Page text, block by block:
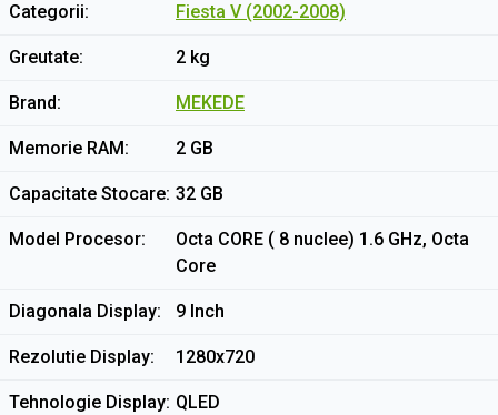
Categorii Fiesta V (2002-2008)
Greutate 2 kg
Brand MEKEDE
Memorie RAM 2 GB
Capacitate Stocare 32 GB
Model Procesor
Octa CORE ( 8 nuclee) 1.6 GHz, Octa
Core
Diagonala Display 9 Inch
Rezolutie Display 1280x720
Tehnologie Display QLED